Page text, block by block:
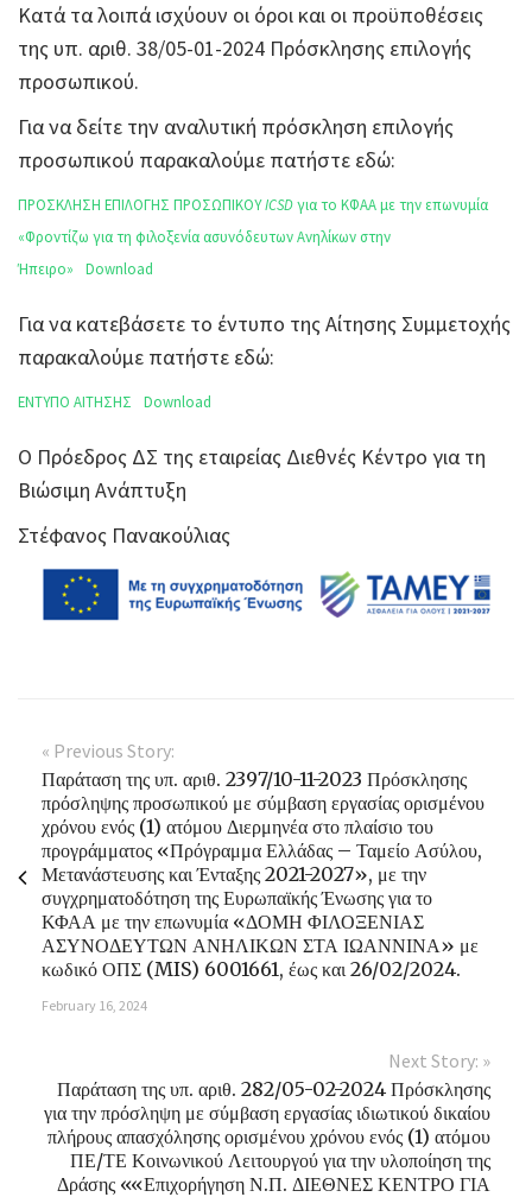
Κατά τα λοιπά ισχύουν οι όροι και οι προϋποθέσεις
της υπ. αριθ. 38/05-01-2024 Πρόσκλησης επιλογής
προσωπικού.
Για να δείτε την αναλυτική πρόσκληση επιλογής
προσωπικού παρακαλούμε πατήστε εδώ:
ΠΡΟΣΚΛΗΣΗ ΕΠΙΛΟΓΗΣ ΠΡΟΣΩΠΙΚΟΥICSDγια το ΚΦΑΑ με την επωνυμία
«Φροντίζω για τη φιλοξενία ασυνόδευτων Ανηλίκων στην
Ήπειρο»
Download
Για να κατεβάσετε το έντυπο της Αίτησης Συμμετοχής
παρακαλούμε πατήστε εδώ:
ΕΝΤΥΠΟ ΑΙΤΗΣΗΣ Download
Ο Πρόεδρος ΔΣ της εταιρείας Διεθνές Κέντρο για τη
Βιώσιμη Ανάπτυξη
Στέφανος Πανακούλιας
« Previous Story:
Παράταση της υπ. αριθ. 2397/10-11-2023 Πρόσκλησης
πρόσληψης προσωπικού με σύμβαση εργασίας ορισμένου
χρόνου ενός (1) ατόμου Διερμηνέα στο πλαίσιο του
προγράμματος «Πρόγραμμα Ελλάδας – Ταμείο Ασύλου,
Μετανάστευσης και Ένταξης 2021-2027», με την
συγχρηματοδότηση της Ευρωπαϊκής Ένωσης για το
ΚΦΑΑ με την επωνυμία «ΔΟΜΗ ΦΙΛΟΞΕΝΙΑΣ
ΑΣΥΝΟΔΕΥΤΩΝ ΑΝΗΛΙΚΩΝ ΣΤΑ ΙΩΑΝΝΙΝΑ» με
κωδικό ΟΠΣ (MIS) 6001661, έως και 26/02/2024.
February 16, 2024
Next Story: »
Παράταση της υπ. αριθ. 282/05-02-2024 Πρόσκλησης
για την πρόσληψη με σύμβαση εργασίας ιδιωτικού δικαίου
πλήρους απασχόλησης ορισμένου χρόνου ενός (1) ατόμου
ΠΕ/ΤΕ Κοινωνικού Λειτουργού για την υλοποίηση της
Δράσης ««Επιχορήγηση Ν.Π. ΔΙΕΘΝΕΣ ΚΕΝΤΡΟ ΓΙΑ